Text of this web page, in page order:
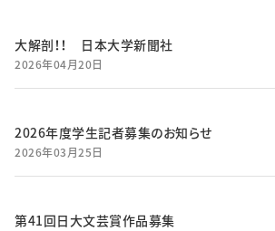
大解剖！！ 日本大学新聞社
2026年04月20日
2026年度学生記者募集のお知らせ
2026年03月25日
第41回日大文芸賞作品募集